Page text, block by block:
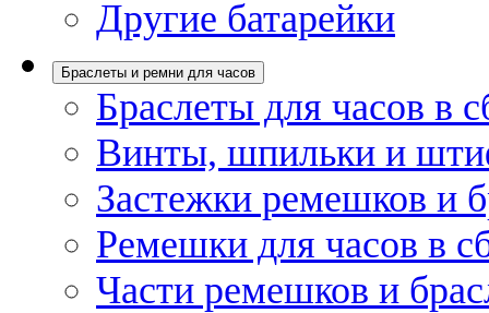
Другие батарейки
Браслеты и ремни для часов
Браслеты для часов в
Винты, шпильки и
Застежки ремешков и
Ремешки для часов в
Части ремешков и